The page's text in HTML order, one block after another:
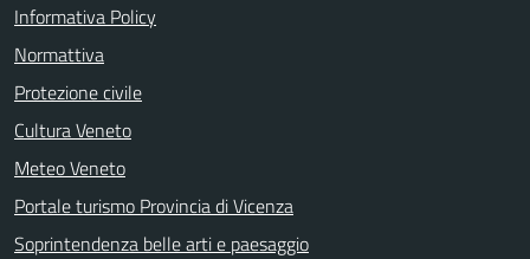
Informativa Policy
Normattiva
Protezione civile
Cultura Veneto
Meteo Veneto
Portale turismo Provincia di Vicenza
Soprintendenza belle arti e paesaggio